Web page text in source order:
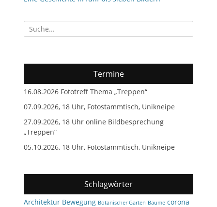
Suchen
nach:
Termine
16.08.2026 Fototreff Thema „Treppen“
07.09.2026, 18 Uhr, Fotostammtisch, Unikneipe
27.09.2026, 18 Uhr online Bildbesprechung
„Treppen“
05.10.2026, 18 Uhr, Fotostammtisch, Unikneipe
Schlagwörter
Architektur Bewegung Botanischer Garten Bäume corona